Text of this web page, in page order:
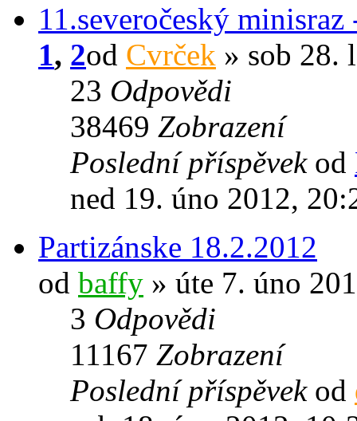
11.severočeský
1, 2od Cvrček » sob 28.
23 Odpovědi
38469 Zobrazení
Poslední příspěvek od
ned 19. úno 2012,
Partizánske 18.2.2012
od baffy » úte 7. úno
3 Odpovědi
11167 Zobrazení
Poslední příspěvek od